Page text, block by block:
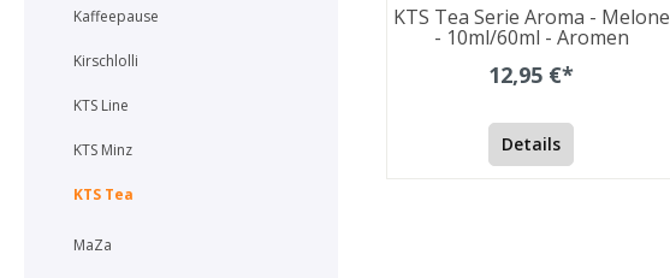
Kaffeepause
Kirschlolli
KTS Line
KTS Minz
KTS Tea
MaZa
KTS Tea Serie Aroma - Melone
- 10ml/60ml - Aromen
12,95 €*
Details